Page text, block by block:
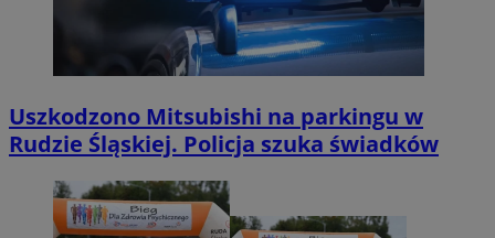
Uszkodzono Mitsubishi na parkingu w
Rudzie Śląskiej. Policja szuka świadków